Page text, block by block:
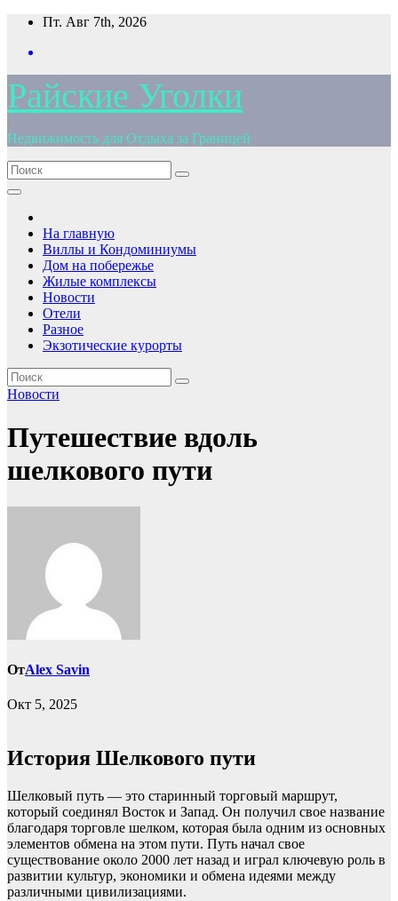
Перейти
содержимому
Пт. Авг 7th, 2026
Райские Уголки
Недвижимость для Отдыха за Границей
На главную
Виллы и Кондоминиумы
Дом на побережье
Жилые комплексы
Новости
Отели
Разное
Экзотические курорты
Новости
Путешествие вдоль
шелкового пути
ОтAlex Savin
Окт 5, 2025
История Шелкового пути
Шелковый путь — это старинный торговый маршрут,
который соединял Восток и Запад. Он получил свое название
благодаря торговле шелком, которая была одним из основных
элементов обмена на этом пути. Путь начал свое
существование около 2000 лет назад и играл ключевую роль в
развитии культур, экономики и обмена идеями между
различными цивилизациями.